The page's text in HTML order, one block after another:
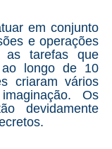
em conjunto
e operações
as tarefas que
ao longo de 10
criaram vários
Os
devidamente